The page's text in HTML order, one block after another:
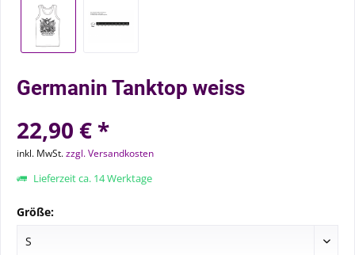
Germanin Tanktop weiss
22,90 € *
inkl. MwSt.zzgl. Versandkosten
Lieferzeit ca. 14 Werktage
Größe: